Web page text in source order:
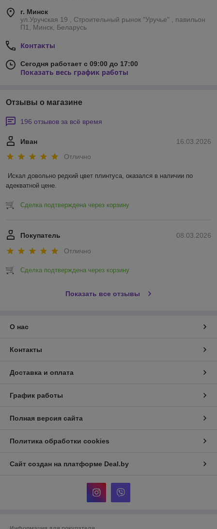
г. Минск
ул.Уручская 19 , Строительный рынок "Уручье" , павильон
П1, Минск, Беларусь
Контакты
Сегодня работает с 09:00 до 17:00
Показать весь график работы
Отзывы о магазине
196 отзывов за всё время
16.03.2026
Иван
Отлично
Искал довольно редкий цвет плинтуса, оказался в наличии по
адекватной цене.
Сделка подтверждена через корзину
08.03.2026
Покупатель
Отлично
Сделка подтверждена через корзину
Показать все отзывы
О нас
Контакты
Доставка и оплата
График работы
Полная версия сайта
Политика обработки cookies
Сайт создан на платформе Deal.by